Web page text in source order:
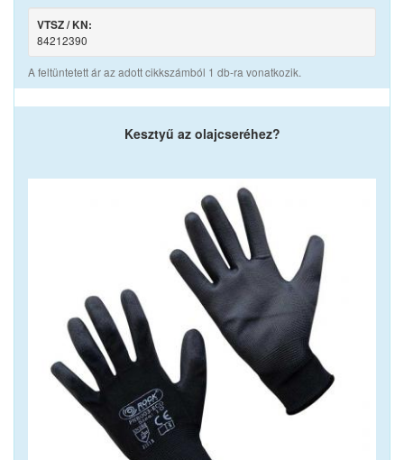
VTSZ / KN:
84212390
A feltüntetett ár az adott cikkszámból 1 db-ra vonatkozik.
Kesztyű az olajcseréhez?